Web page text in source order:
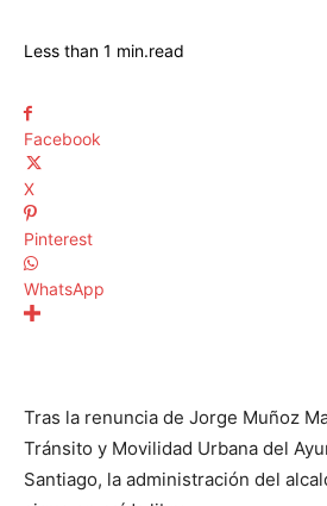
Less than 1 min.read
Facebook
X
Pinterest
WhatsApp
Tras la renuncia de Jorge Muñoz
Tránsito y Movilidad Urbana del
Santiago, la administración del